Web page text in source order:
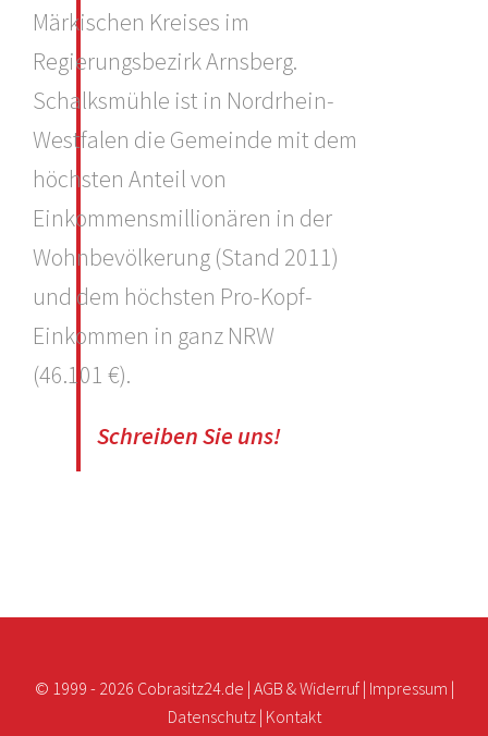
Märkischen Kreises im
Regierungsbezirk Arnsberg.
Schalksmühle ist in Nordrhein-
Westfalen die Gemeinde mit dem
höchsten Anteil von
Einkommensmillionären in der
Wohnbevölkerung (Stand 2011)
und dem höchsten Pro-Kopf-
Einkommen in ganz NRW
(46.101 €).
Schreiben Sie uns!
© 1999 - 2026 Cobrasitz24.de | AGB & Widerruf| Impressum |
Datenschutz| Kontakt